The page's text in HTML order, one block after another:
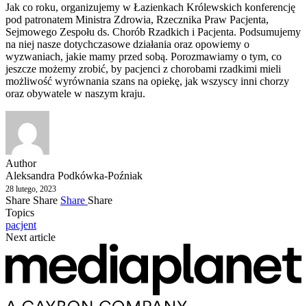
Jak co roku, organizujemy w Łazienkach Królewskich konferencję
pod patronatem Ministra Zdrowia, Rzecznika Praw Pacjenta,
Sejmowego Zespołu ds. Chorób Rzadkich i Pacjenta. Podsumujemy
na niej nasze dotychczasowe działania oraz opowiemy o
wyzwaniach, jakie mamy przed sobą. Porozmawiamy o tym, co
jeszcze możemy zrobić, by pacjenci z chorobami rzadkimi mieli
możliwość wyrównania szans na opiekę, jak wszyscy inni chorzy
oraz obywatele w naszym kraju.
Author
Aleksandra Podkówka-Poźniak
28 lutego, 2023
Share Share Share Share
Topics
pacjent
Next article